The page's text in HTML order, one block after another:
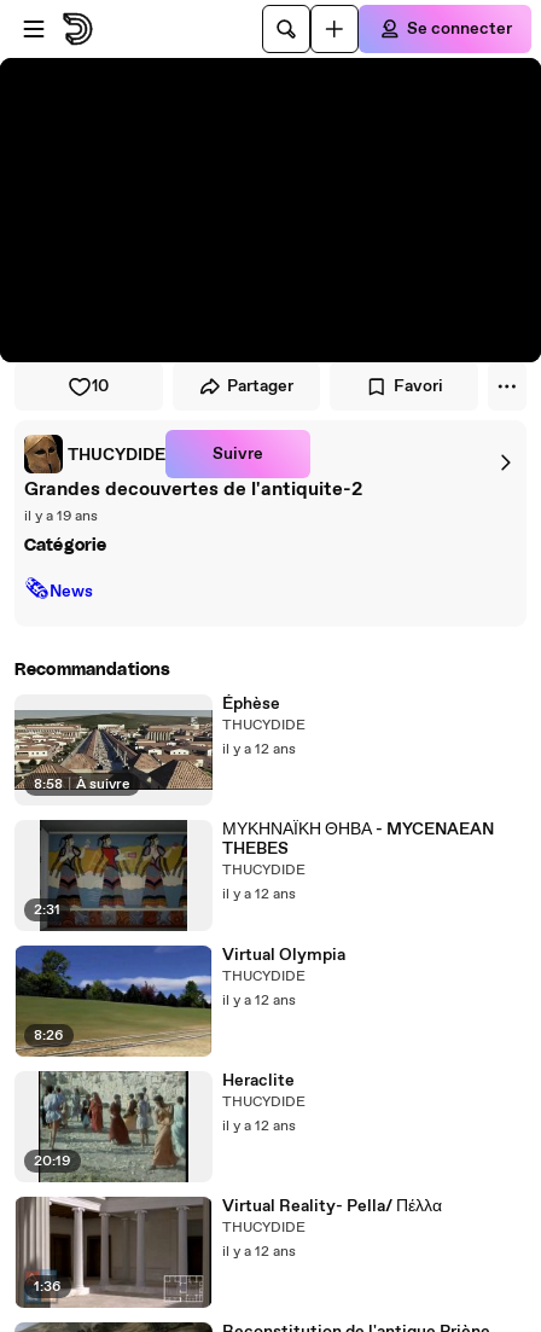
Passer au player
Passer au contenu principal
Se connecter
10 Partager Favori
THUCYDIDE Suivre
Grandes decouvertes de l'antiquite-2
il y a 19 ans
Catégorie
🗞News
Recommandations
8:58 | À suivre
Éphèse
THUCYDIDE
il y a 12 ans
2:31
ΜΥΚΗΝΑΪΚΗ ΘΗΒΑ - MYCENAEAN
THEBES
THUCYDIDE
il y a 12 ans
8:26
Virtual Olympia
THUCYDIDE
il y a 12 ans
20:19
Heraclite
THUCYDIDE
il y a 12 ans
1:36
Virtual Reality- Pella/ Πέλλα
THUCYDIDE
il y a 12 ans